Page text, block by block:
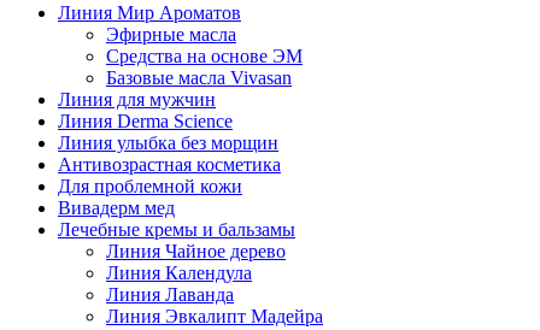
Линия Мир Ароматов
Эфирные масла
Средства на основе ЭМ
Базовые масла Vivasan
Линия для мужчин
Линия Derma Science
Линия улыбка без морщин
Антивозрастная косметика
Для проблемной кожи
Вивадерм мед
Лечебные кремы и бальзамы
Линия Чайное дерево
Линия Календула
Линия Лаванда
Линия Эвкалипт Мадейра